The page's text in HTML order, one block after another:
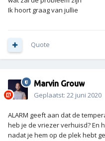
Ik hoort graag van jullie
Quote
Marvin Grouw
Geplaatst: 22 juni 2020
ALARM geeft aan dat de
heb je de vriezer verhuisd? En
nadat je hem op de plek hebt